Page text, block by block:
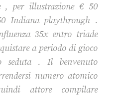
, per illustrazione € 50
Indiana playthrough .
35x entro triade
a periodo di gioco
seduta . Il benvenuto
numero atomico
attore compilare